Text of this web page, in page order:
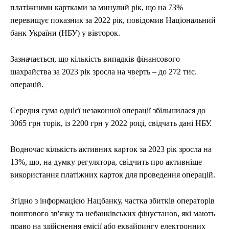
платіжними картками за минулий рік, що на 73%
перевищує показник за 2022 рік, повідомив Національний
банк України (НБУ) у вівторок.
Зазначається, що кількість випадків фінансового
шахрайства за 2023 рік зросла на чверть – до 272 тис.
операцій.
Середня сума однієї незаконної операції збільшилася до
3065 грн торік, із 2200 грн у 2022 році, свідчать дані НБУ.
Водночас кількість активних карток за 2023 рік зросла на
13%, що, на думку регулятора, свідчить про активніше
використання платіжних карток для проведення операцій.
Згідно з інформацією Нацбанку, частка збитків операторів
поштового зв'язку та небанківських фінустанов, які мають
право на здійснення емісії або еквайрингу електронних